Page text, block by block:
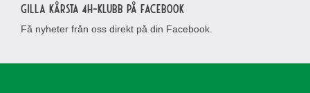
Gilla Kårsta 4H-klubb på Facebook
Få nyheter från oss direkt på din Facebook.